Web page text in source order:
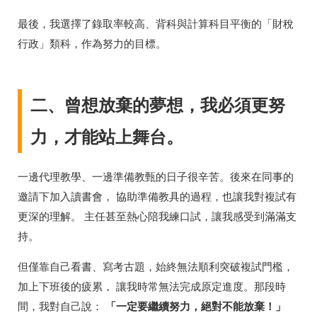
最後，我選擇了錄取率較高、背科與計算科目平衡的「財稅
行政」類科，作為努力的目標。
二、曾想放棄的夢想，我必須更努
力，才能站上舞台。
一邊代理教學、一邊準備教甄的日子很辛苦。後來在同事的
邀請下加入讀書會， 協助準備教具的過程，也讓我對複試有
更深的理解。 主任甚至熱心陪我練口試，讓我感受到滿滿支
持。
但僅靠自己看書、寫考古題，始終無法順利突破複試門檻，
加上下班後的疲累， 讓我時常無法完成原定進度。那段時
間，我對自己說：
「一定要繼續努力，絕對不能放棄！」